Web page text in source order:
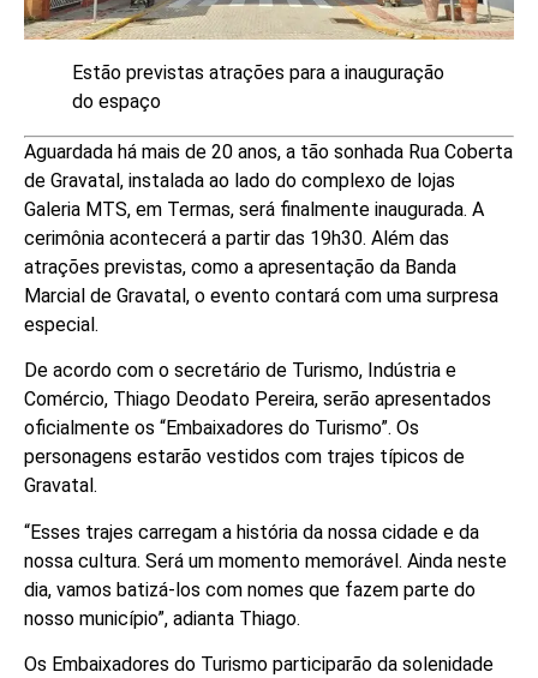
Estão previstas atrações para a inauguração
do espaço
Aguardada há mais de 20 anos, a tão sonhada Rua Coberta
de Gravatal, instalada ao lado do complexo de lojas
Galeria MTS, em Termas, será finalmente inaugurada. A
cerimônia acontecerá a partir das 19h30. Além das
atrações previstas, como a apresentação da Banda
Marcial de Gravatal, o evento contará com uma surpresa
especial.
De acordo com o secretário de Turismo, Indústria e
Comércio, Thiago Deodato Pereira, serão apresentados
oficialmente os “Embaixadores do Turismo”. Os
personagens estarão vestidos com trajes típicos de
Gravatal.
“Esses trajes carregam a história da nossa cidade e da
nossa cultura. Será um momento memorável. Ainda neste
dia, vamos batizá-los com nomes que fazem parte do
nosso município”, adianta Thiago.
Os Embaixadores do Turismo participarão da solenidade